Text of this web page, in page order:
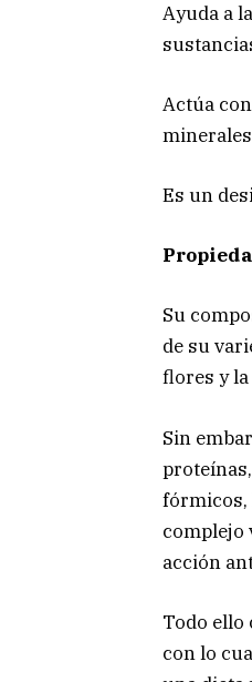
Ayuda a
Actúa
Es un
Su
de su
flores y
Sin
fórmicos,
complejo
acción
Todo ello
con lo